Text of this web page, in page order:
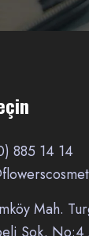
885 14 14
Mah.
Sok. No:4